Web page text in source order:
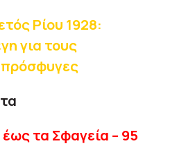
Ρίου 1928:
για τους
τα Σφαγεία – 95